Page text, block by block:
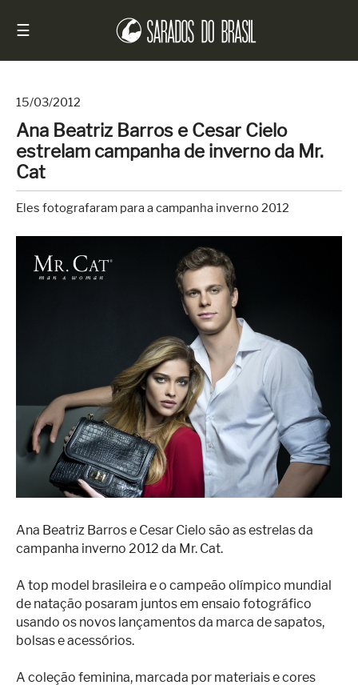
☰
Início
Notícias
Sarados
do
Entrevistas
Fisiculturismo
Anabolizantes
Suplementação
Alimentação
Saúde
Ensaios
Concursos
Moda
Praia
15/03/2012
Ana Beatriz Barros e Cesar Cielo
estrelam campanha de inverno da Mr.
Cat
Eles fotografaram para a campanha inverno 2012
Ana Beatriz Barros e Cesar Cielo são as estrelas da
campanha inverno 2012 da Mr. Cat.
A top model brasileira e o campeão olímpico mundial
de natação posaram juntos em ensaio fotográfico
usando os novos lançamentos da marca de sapatos,
bolsas e acessórios.
A coleção feminina, marcada por materiais e cores